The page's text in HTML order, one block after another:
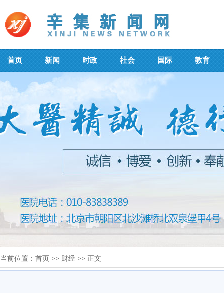
首页 新闻 时政 社会 国际 教育
当前位置： 首页 >> 财经 >> 正文